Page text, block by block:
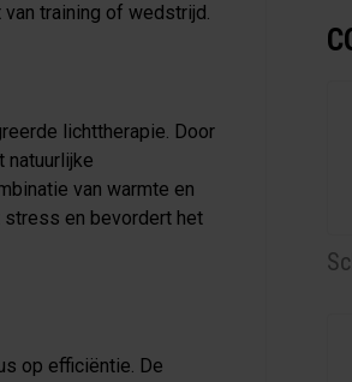
training of wedstrijd.
lichttherapie. Door
natuurlijke
van warmte en
stress en bevordert het
op efficiëntie. De